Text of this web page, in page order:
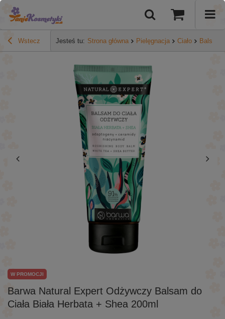
Wstecz Jesteś tu: Strona główna Pielęgnacja Ciało
Barwa Natural Expert Odżywczy Balsam do
Ciała Biała Herbata + Shea 200ml
W PROMOCJI